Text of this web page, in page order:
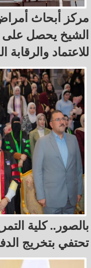
مركز أبحاث
الشيخ يحصل على
للاعتماد والرقابة
بالصور.. كلية
تحتفي بتخريج